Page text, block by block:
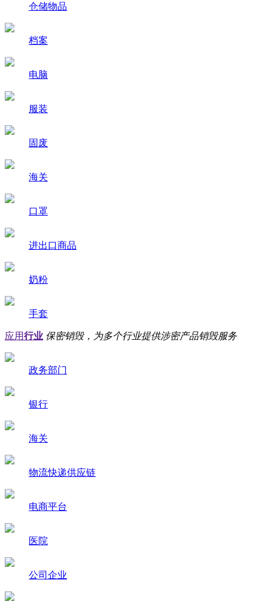
仓储物品
档案
电脑
服装
固废
海关
口罩
进出口商品
奶粉
手套
应用行业 保密销毁，为多个行业提供涉密产品销毁服务
政务部门
银行
海关
物流快递供应链
电商平台
医院
公司企业